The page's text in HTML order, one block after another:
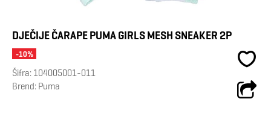
DJEČIJE ČARAPE PUMA GIRLS MESH SNEAKER 2P
-10%
Šifra: 104005001-011
Brend: Puma